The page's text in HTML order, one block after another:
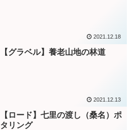
2021.12.18
【グラベル】養老山地の林道
2021.12.13
【ロード】七里の渡し（桑名）ポ
タリング